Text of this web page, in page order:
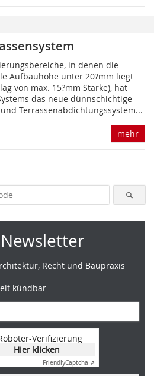
in denen die
Aufbauhöhe unter 20?mm liegt
von max. 15?mm Stärke), hat
das neue dünnschichtige
Terrassenabdichtungssystem...
mehr
Recht und Baupraxis
kündbar
Verifizierung
Hier klicken
FriendlyCaptcha ⇗